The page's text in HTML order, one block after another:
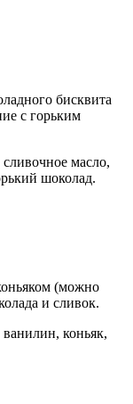
бисквита
с горьким
масло,
шоколад.
(можно
и сливок.
коньяк,